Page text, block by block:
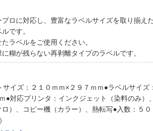
ロに対応し、豊富なラベルサイズを取り揃え
です。
ラベルをご使用ください。
糊が残らない再剥離タイプのラベルです。
イズ：２１０ｍｍ×２９７ｍｍ●ラベルサイズ
●対応プリンタ：インクジェット（染料のみ）
）、コピー機（カラー）、熱転写●入数：５０